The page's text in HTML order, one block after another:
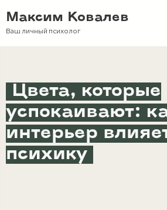
Максим Ковалев
Ваш личный психолог
Цвета, которые
успокаивают:
интерьер
психику